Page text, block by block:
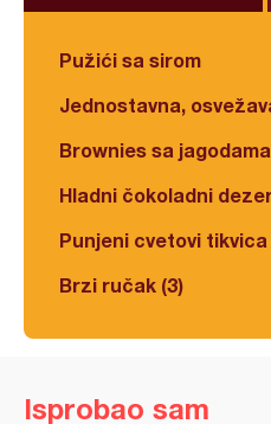
Pužići sa sirom
Jednostavna,
Brownies sa jagodama
Hladni čokoladni
Punjeni cvetovi tikvica
Brzi ručak (3)
Isprobao sam